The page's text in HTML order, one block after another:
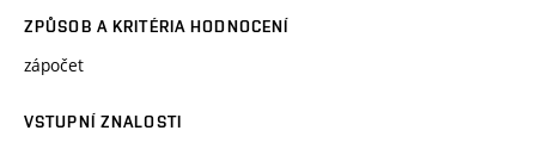
ZPŮSOB A KRITÉRIA HODNOCENÍ
zápočet
VSTUPNÍ ZNALOSTI